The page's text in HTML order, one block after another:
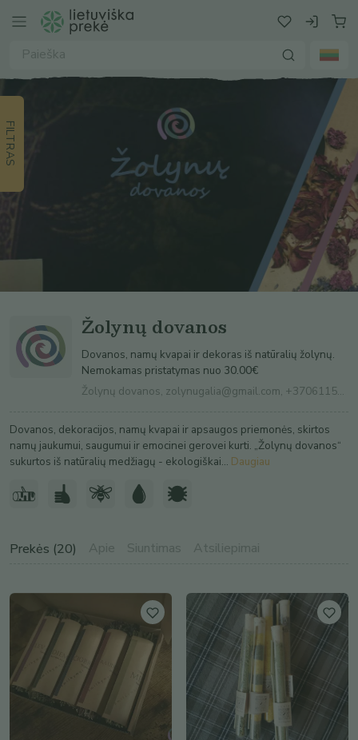
Žolynų dovanos
Dovanos, namų kvapai ir dekoras iš natūralių žolynų.
Nemokamas pristatymas nuo 30.00€
Žolynų dovanos, zolynugalia@gmail.com, +37061150600
Dovanos, dekoracijos, namų kvapai ir apsaugos priemonės, skirtos
namų jaukumui, saugumui ir emocinei gerovei kurti. „Žolynų dovanos“
sukurtos iš natūralių medžiagų - ekologiškai... Daugiau
FILTRAS
Prekės (20) Apie Siuntimas Atsiliepimai